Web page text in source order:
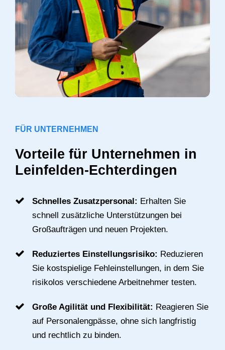
FÜR UNTERNEHMEN
Vorteile für Unternehmen in
Leinfelden-Echterdingen
Schnelles Zusatzpersonal: Erhalten Sie
schnell zusätzliche Unterstützungen bei
Großaufträgen und neuen Projekten.
Reduziertes Einstellungsrisiko: Reduzieren
Sie kostspielige Fehleinstellungen, in dem Sie
risikolos verschiedene Arbeitnehmer testen.
Große Agilität und Flexibilität: Reagieren Sie
auf Personalengpässe, ohne sich langfristig
und rechtlich zu binden.